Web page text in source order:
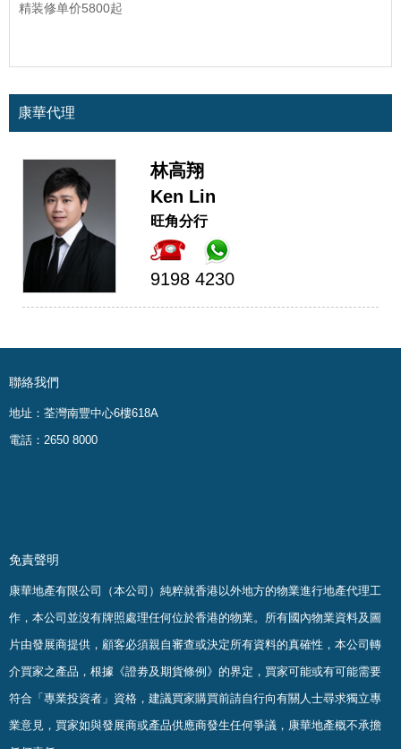
精装修单价5800起
康華代理
林高翔
Ken Lin
旺角分行
9198 4230
聯絡我們
地址：荃灣南豐中心6樓618A
電話：2650 8000
免責聲明
康華地產有限公司（本公司）純粹就香港以外地方的物業進行地產代理工
作，本公司並沒有牌照處理任何位於香港的物業。 所有國內物業資料及圖
片由發展商提供，顧客必須親自審查或決定所有資料的真確性 ， 本公司轉
介買家之產品，根據《證劵及期貨條例》的界定，買家可能或有可能需要
符合「專業投資者」資格，建議買家購買前請自行向有關人士尋求獨立專
業意見，買家如與發展商或產品供應商發生任何爭議，康華地產概不承擔